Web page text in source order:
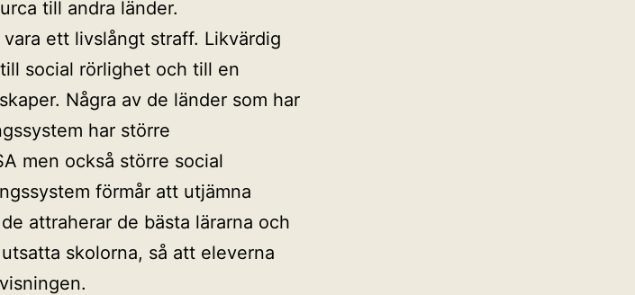
till andra länder.
ett livslångt straff. Likvärdig
social rörlighet och till en
Några av de länder som har
har större
men också större social
förmår att utjämna
attraherar de bästa lärarna och
skolorna, så att eleverna